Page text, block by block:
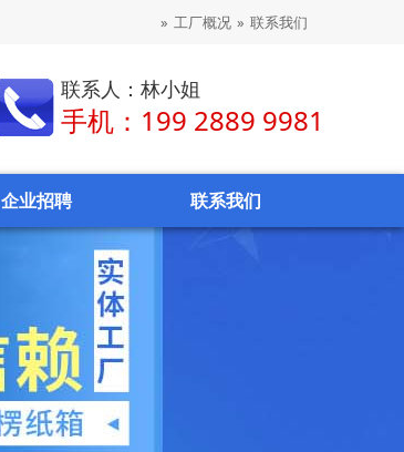
» 工厂概况 » 联系我们
联系人：林小姐
手机：199 2889 9981
企业招聘 联系我们